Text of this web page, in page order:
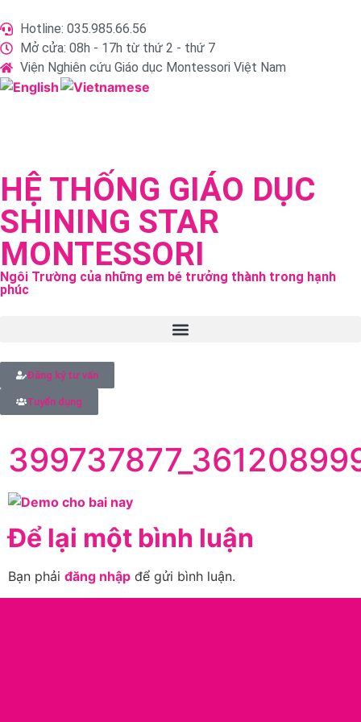
Hotline: 035.985.66.56
Mở cửa: 08h - 17h từ thứ 2 - thứ 7
Viện Nghiên cứu Giáo dục Montessori Việt Nam
HỆ THỐNG GIÁO DỤC
SHINING STAR
MONTESSORI
Ngôi Trường của những em bé trưởng thành trong hạnh
phúc
Đăng ký tư vấn
Tuyển dụng
Để lại một bình luận
Bạn phải đăng nhập để gửi bình luận.